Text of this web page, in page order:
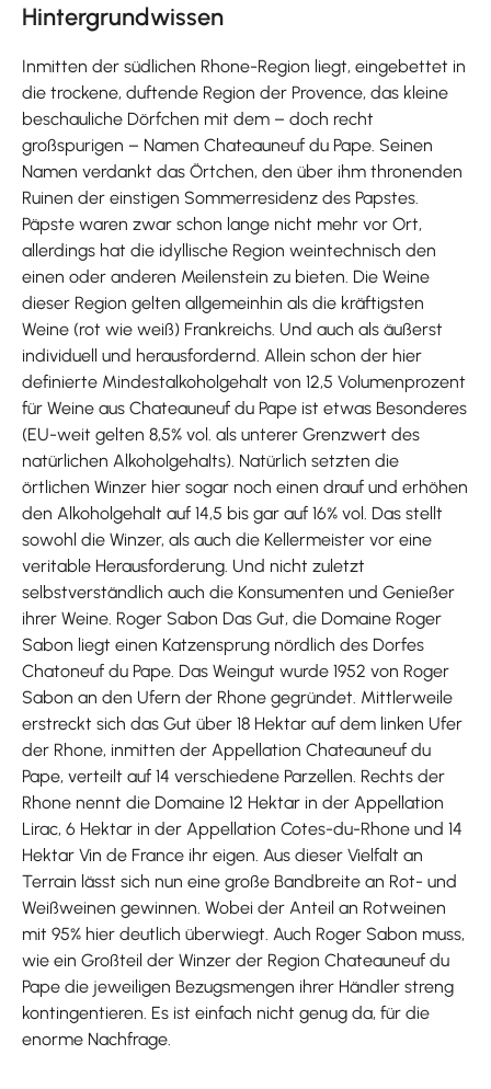
Hintergrundwissen
Inmitten der südlichen Rhone-Region liegt, eingebettet in
die trockene, duftende Region der Provence, das kleine
beschauliche Dörfchen mit dem – doch recht
großspurigen – Namen Chateauneuf du Pape. Seinen
Namen verdankt das Örtchen, den über ihm thronenden
Ruinen der einstigen Sommerresidenz des Papstes.
Päpste waren zwar schon lange nicht mehr vor Ort,
allerdings hat die idyllische Region weintechnisch den
einen oder anderen Meilenstein zu bieten. Die Weine
dieser Region gelten allgemeinhin als die kräftigsten
Weine (rot wie weiß) Frankreichs. Und auch als äußerst
individuell und herausfordernd. Allein schon der hier
definierte Mindestalkoholgehalt von 12,5 Volumenprozent
für Weine aus Chateauneuf du Pape ist etwas Besonderes
(EU-weit gelten 8,5% vol. als unterer Grenzwert des
natürlichen Alkoholgehalts). Natürlich setzten die
örtlichen Winzer hier sogar noch einen drauf und erhöhen
den Alkoholgehalt auf 14,5 bis gar auf 16% vol. Das stellt
sowohl die Winzer, als auch die Kellermeister vor eine
veritable Herausforderung. Und nicht zuletzt
selbstverständlich auch die Konsumenten und Genießer
ihrer Weine. Roger Sabon Das Gut, die Domaine Roger
Sabon liegt einen Katzensprung nördlich des Dorfes
Chatoneuf du Pape. Das Weingut wurde 1952 von Roger
Sabon an den Ufern der Rhone gegründet. Mittlerweile
erstreckt sich das Gut über 18 Hektar auf dem linken Ufer
der Rhone, inmitten der Appellation Chateauneuf du
Pape, verteilt auf 14 verschiedene Parzellen. Rechts der
Rhone nennt die Domaine 12 Hektar in der Appellation
Lirac, 6 Hektar in der Appellation Cotes-du-Rhone und 14
Hektar Vin de France ihr eigen. Aus dieser Vielfalt an
Terrain lässt sich nun eine große Bandbreite an Rot- und
Weißweinen gewinnen. Wobei der Anteil an Rotweinen
mit 95% hier deutlich überwiegt. Auch Roger Sabon muss,
wie ein Großteil der Winzer der Region Chateauneuf du
Pape die jeweiligen Bezugsmengen ihrer Händler streng
kontingentieren. Es ist einfach nicht genug da, für die
enorme Nachfrage.